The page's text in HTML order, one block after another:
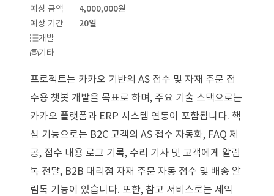
예상 금액
4,000,000원
예상 기간
20일
개발
기타
프로젝트는 카카오 기반의 AS 접수 및 자재 주문 접
수용 챗봇 개발을 목표로 하며, 주요 기술 스택으로는
카카오 플랫폼과 ERP 시스템 연동이 포함됩니다. 핵
심 기능으로는 B2C 고객의 AS 접수 자동화, FAQ 제
공, 접수 내용 로그 기록, 수리 기사 및 고객에게 알림
톡 전달, B2B 대리점 자재 주문 자동 접수 및 배송 알
림톡 기능이 있습니다. 또한, 참고 서비스로는 세익